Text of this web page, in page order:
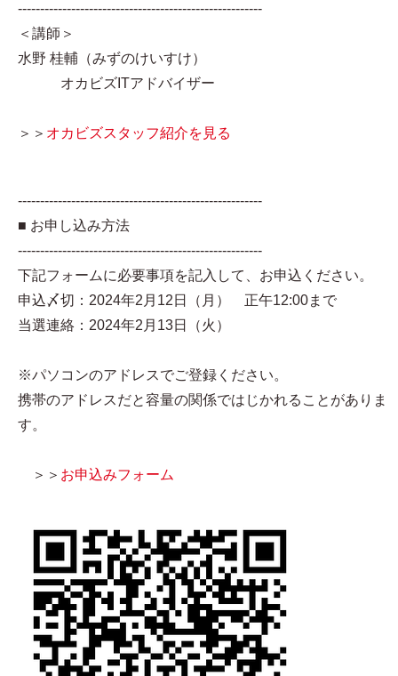
-------------------------------------------------------
＜講師＞
水野 桂輔（みずのけいすけ）
オカビズITアドバイザー
＞＞ オカビズスタッフ紹介を見る
-------------------------------------------------------
■ お申し込み方法
-------------------------------------------------------
下記フォームに必要事項を記入して、お申込ください。
申込〆切：2024年2月12日（月） 正午12:00まで
当選連絡：2024年2月13日（火）
※パソコンのアドレスでご登録ください。
携帯のアドレスだと容量の関係ではじかれることがありま
す。
＞＞ お申込みフォーム